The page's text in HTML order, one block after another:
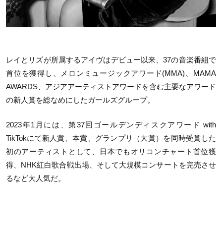
レイとリズが所属するアイヴはデビュー以来、37の音楽番組で
首位を獲得し、メロンミュージックアワード(MMA)、MAMA
AWARDS、アジアアーティストアワードを含む主要なアワード
の新人賞を総なめにしたガールズグループ。
2023年1月には、第37回ゴールデンディスクアワード with
TikTokにて新人賞、本賞、グランプリ（大賞）を同時受賞した
初のアーティストとして、日本でもオリコンチャート首位獲
得、NHK紅白歌合戦出場、そして大規模コンサートを完売させ
るなど大人気だ。